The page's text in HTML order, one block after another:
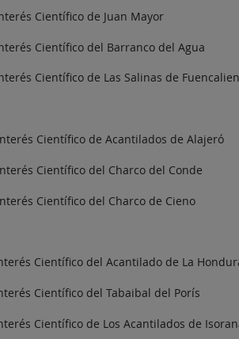
Científico de Juan Mayor
Científico del Barranco del Agua
Científico de Las Salinas de
Científico de Acantilados de Alajeró
Científico del Charco del Conde
Científico del Charco de Cieno
Científico del Acantilado de La
Científico del Tabaibal del Porís
Científico de Los Acantilados de